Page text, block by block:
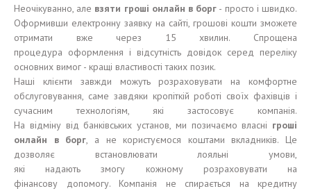
Неочікуванно, але взяти гроші онлайн в борг - просто і швидко.
Оформивши електронну заявку на сайті, грошові кошти зможете
отримати вже через 15 хвилин. Спрощена
процедура оформлення і відсутність довідок серед переліку
основних вимог - кращі властивості таких позик.
Наші клієнти завжди можуть розраховувати на комфортне
обслуговування, саме завдяки кропіткій роботі своїх фахівців і
сучасним технологіям, які застосовує компанія.
На відміну від банківських установ, ми позичаємо власні гроші
онлайн в борг, а не користуємося коштами вкладників. Це
дозволяє встановлювати лояльні умови,
які надають змогу кожному розраховувати на
фінансову допомогу. Компанія не спирається на кредитну